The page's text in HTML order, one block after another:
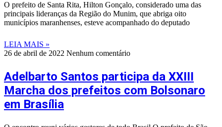
O prefeito de Santa Rita, Hilton Gonçalo, considerado uma das
principais lideranças da Região do Munim, que abriga oito
municípios maranhenses, esteve acompanhado do deputado
LEIA MAIS »
26 de abril de 2022 Nenhum comentário
Adelbarto Santos participa da XXIII
Marcha dos prefeitos com Bolsonaro
em Brasília